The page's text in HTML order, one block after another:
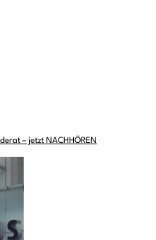
– jetzt NACHHÖREN